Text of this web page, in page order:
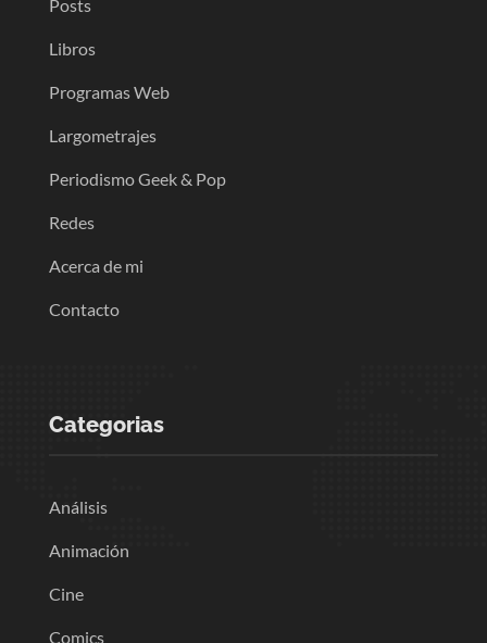
Posts
Libros
Programas Web
Largometrajes
Periodismo Geek & Pop
Redes
Acerca de mi
Contacto
Categorias
Análisis
Animación
Cine
Comics